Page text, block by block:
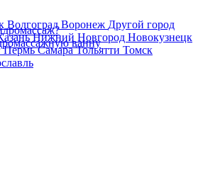
ВолгоградВоронеж Другой город
Нижний Новгород Новокузнецк
ПермьСамараТольятти Томск
ванну